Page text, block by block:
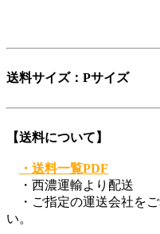
送料サイズ：Pサイズ
【送料について】
・送料一覧PDF
・西濃運輸より配送
・ご指定の運送会社を
い。